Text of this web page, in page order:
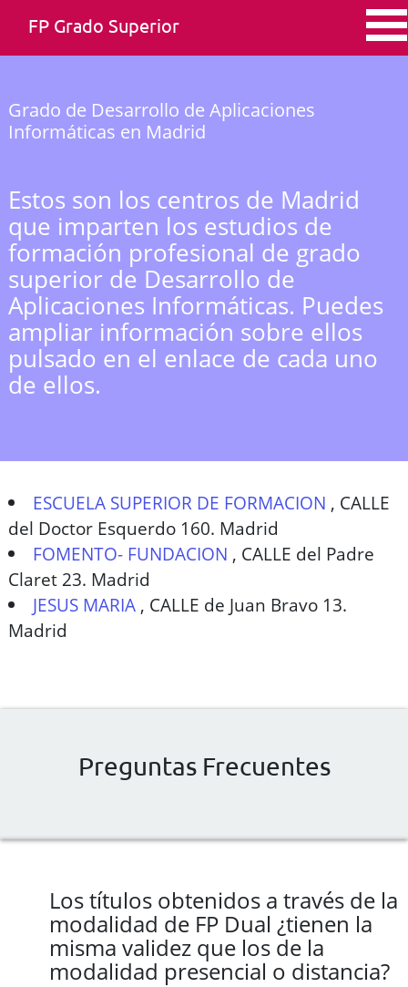
FP Grado Superior
Grado de Desarrollo de Aplicaciones
Informáticas en Madrid
Estos son los centros de Madrid
que imparten los estudios de
formación profesional de grado
superior de Desarrollo de
Aplicaciones Informáticas. Puedes
ampliar información sobre ellos
pulsado en el enlace de cada uno
de ellos.
ESCUELA SUPERIOR DE FORMACION , CALLE
del Doctor Esquerdo 160. Madrid
FOMENTO- FUNDACION , CALLE del Padre
Claret 23. Madrid
JESUS MARIA , CALLE de Juan Bravo 13.
Madrid
Preguntas Frecuentes
Los títulos obtenidos a través de la
modalidad de FP Dual ¿tienen la
misma validez que los de la
modalidad presencial o distancia?